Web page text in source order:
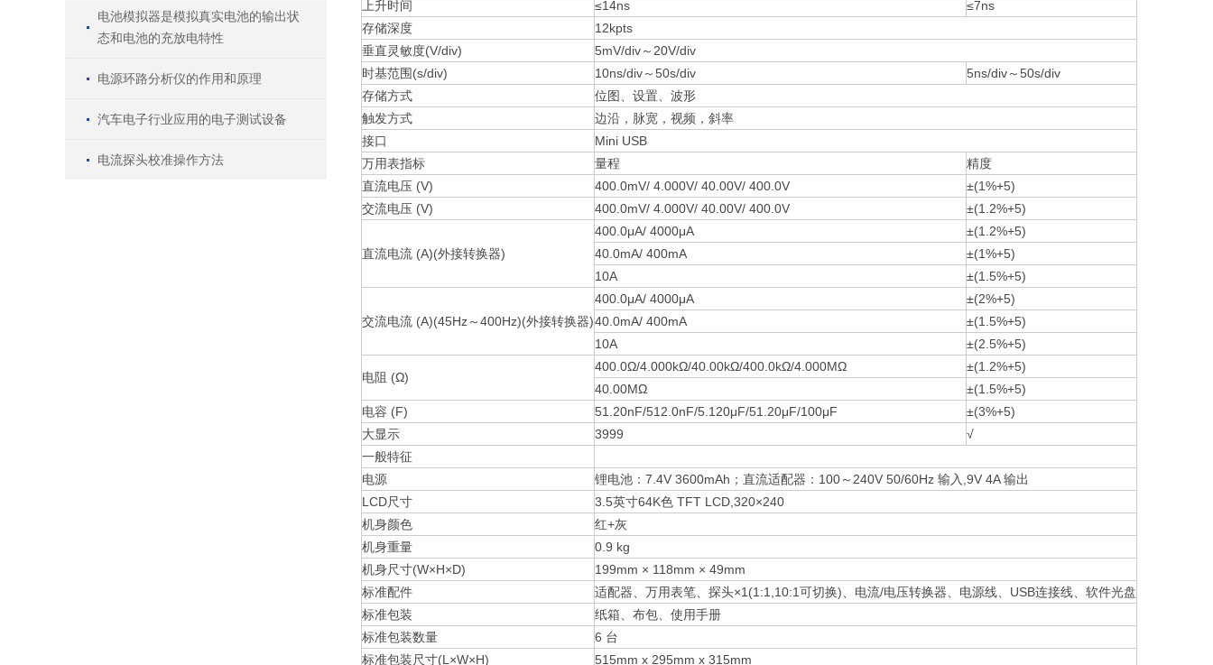
电池模拟器是模拟真实电池的输出状
态和电池的充放电特性
电源环路分析仪的作用和原理
汽车电子行业应用的电子测试设备
电流探头校准操作方法
上升时间
≤14ns
≤7ns
存储深度
12kpts
垂直灵敏度(V/div)
5mV/div～20V/div
时基范围(s/div)
10ns/div～50s/div
5ns/div～50s/div
存储方式
位图、设置、波形
触发方式
边沿，脉宽，视频，斜率
接口
Mini USB
万用表指标
量程
精度
直流电压 (V)
400.0mV/ 4.000V/ 40.00V/ 400.0V
±(1%+5)
交流电压 (V)
400.0mV/ 4.000V/ 40.00V/ 400.0V ±(1.2%+5)
直流电流 (A)(外接转换器)
400.0μA/ 4000μA
±(1.2%+5)
40.0mA/ 400mA
±(1%+5)
10A
±(1.5%+5)
交流电流 (A)(45Hz～400Hz)(外接转换器)
400.0μA/ 4000μA
±(2%+5)
40.0mA/ 400mA
±(1.5%+5)
10A
±(2.5%+5)
电阻 (Ω)
400.0Ω/4.000kΩ/40.00kΩ/400.0kΩ/4.000MΩ
±(1.2%+5)
40.00MΩ
±(1.5%+5)
电容 (F)
51.20nF/512.0nF/5.120μF/51.20μF/100μF
±(3%+5)
大显示
3999
√
一般特征
电源
锂电池：7.4V 3600mAh；直流适配器：100～240V 50/60Hz 输入,9V 4A 输出
LCD尺寸
3.5英寸64K色 TFT LCD,320×240
机身颜色
红+灰
机身重量
0.9 kg
机身尺寸(W×H×D)
199mm × 118mm × 49mm
标准配件
适配器、万用表笔、探头×1(1:1,10:1可切换)、电流/电压转换器、电源线、USB连接线、软件光盘
标准包装
纸箱、布包、使用手册
标准包装数量
6 台
标准包装尺寸(L×W×H)
515mm x 295mm x 315mm